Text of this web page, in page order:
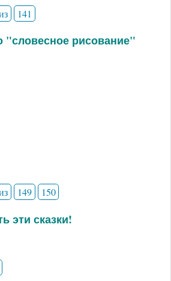
141
"словесное рисование"
149 150
эти сказки!